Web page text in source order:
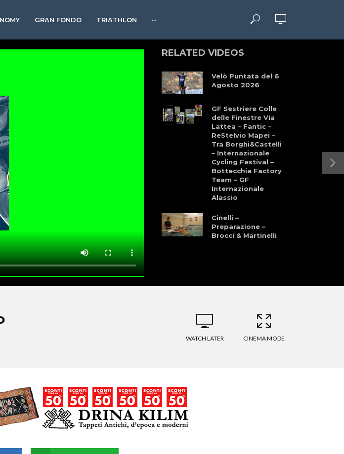
GRAN FONDO TRIATHLON ···
RELATED VIDEOS
Velò Puntata del 6
Agosto 2026
GF Sestriere Colle
delle Finestre Via
Lattea – Fantic –
ReStelvio Mapei –
Tra Borghi&Castelli
– Internazionale
Cycling Festival –
Bottecchia Factory
Team – GF
Internazionale
Alassio
Cinelli –
Preparazione –
Brocci & Martinelli
Cultura, Sport, e
WATCH LATER CINEMA MODE